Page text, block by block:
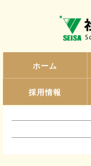
ホーム
採用情報